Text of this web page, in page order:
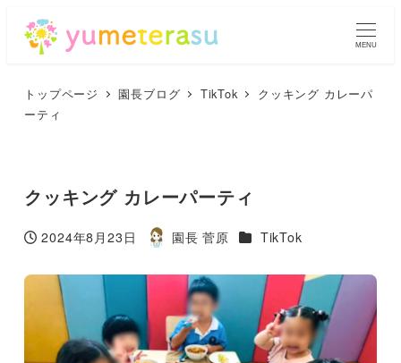
MENU
トップページ 園長ブログ TikTok
クッキング カレーパ
ーティ
クッキング カレーパーティ
投稿日
2024年8月23日
著
園長 菅原 カテゴリー
TikTok